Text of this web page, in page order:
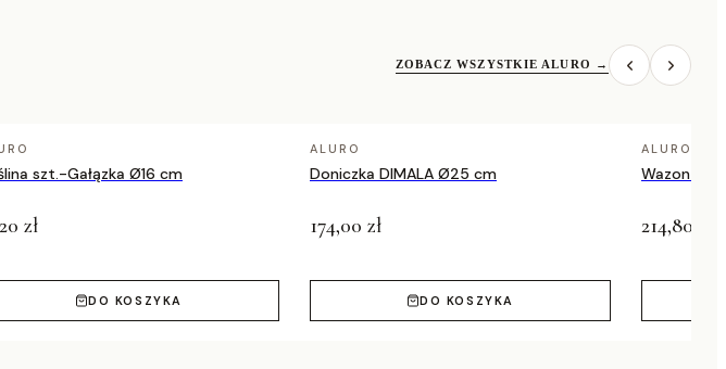
ZOBACZ WSZYSTKIE ALURO →
szt.-Gałązka Ø16 cm
zł
DO KOSZYKA
ALURO
Doniczka DIMALA Ø25 cm
174,00 zł
DO KOSZYKA
ALURO
Wazon
214,80 zł